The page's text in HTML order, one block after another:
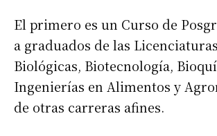
El primero es un Curso de
a graduados de las
Biológicas, Biotecnología,
Ingenierías en Alimentos y
de otras carreras afines.